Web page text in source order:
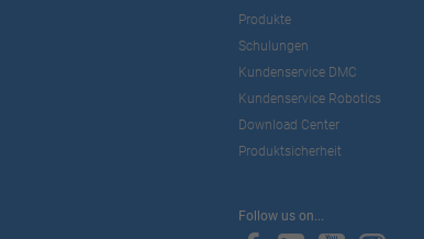
Produkte
Schulungen
Kundenservice DMC
Kundenservice Robotics
Download Center
Produktsicherheit
Follow us on...